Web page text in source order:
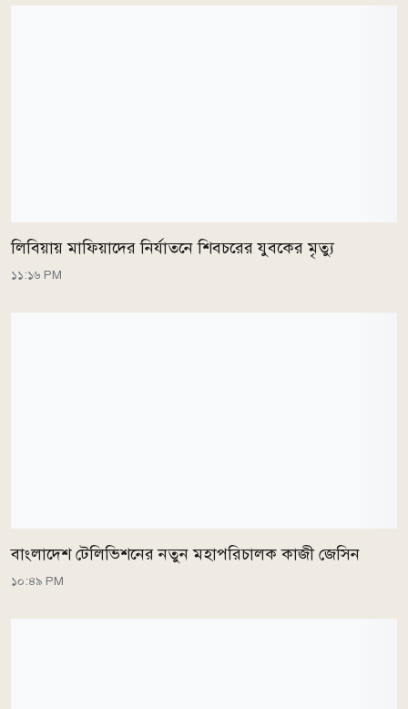
লিবিয়ায় মাফিয়াদের নির্যাতনে শিবচরের যুবকের মৃত্যু
১১:১৬ PM
বাংলাদেশ টেলিভিশনের নতুন মহাপরিচালক কাজী জেসিন
১০:৪৯ PM